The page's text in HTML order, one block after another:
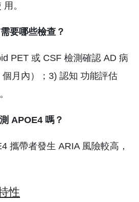
。
要哪些檢查？
PET 或 CSF 檢測確認 AD 病
月內）；3) 認知 功能評估
APOE4 嗎？
攜帶者發生 ARIA 風險較高，
性